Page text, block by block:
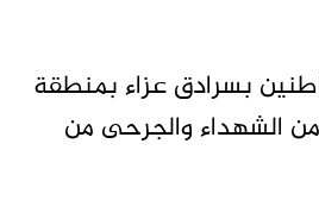
بسرادق عزاء بمنطقة
الشهداء والجرحى من